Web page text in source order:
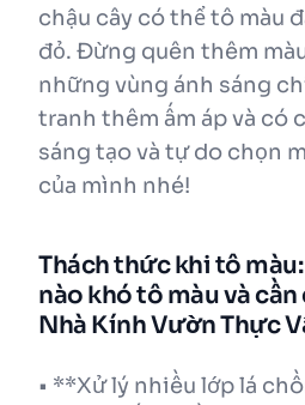
chậu cây có thể tô màu
đỏ. Đừng quên thêm
những vùng ánh sáng
tranh thêm ấm áp và có
sáng tạo và tự do chọn
của mình nhé!
Thách thức khi tô
nào khó tô màu và
Nhà Kính Vườn Thực
• **Xử lý nhiều lớp lá